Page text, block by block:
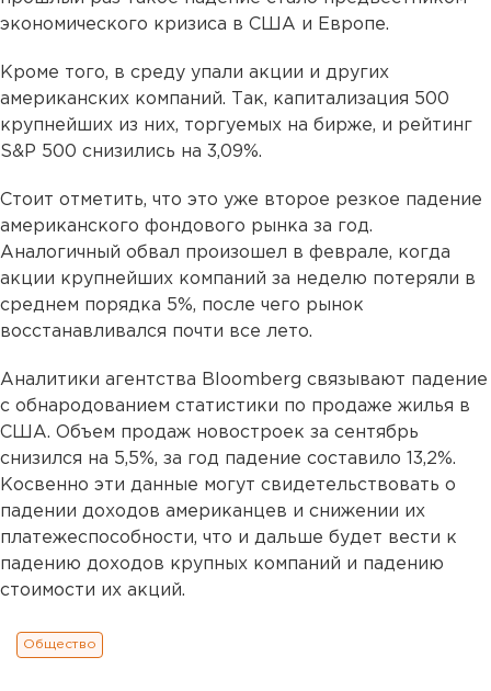
экономического кризиса в США и Европе.
Кроме того, в среду упали акции и других
американских компаний. Так, капитализация 500
крупнейших из них, торгуемых на бирже, и рейтинг
S&P 500 снизились на 3,09%.
Стоит отметить, что это уже второе резкое падение
американского фондового рынка за год.
Аналогичный обвал произошел в феврале, когда
акции крупнейших компаний за неделю потеряли в
среднем порядка 5%, после чего рынок
восстанавливался почти все лето.
Аналитики агентства Bloomberg связывают падение
с обнародованием статистики по продаже жилья в
США. Объем продаж новостроек за сентябрь
снизился на 5,5%, за год падение составило 13,2%.
Косвенно эти данные могут свидетельствовать о
падении доходов американцев и снижении их
платежеспособности, что и дальше будет вести к
падению доходов крупных компаний и падению
стоимости их акций.
Общество